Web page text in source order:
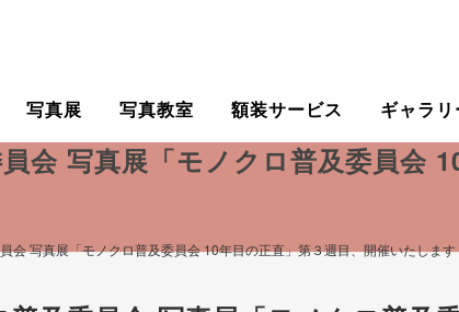
写真展 写真教室 額装サービス ギャラ
会 写真展「モノクロ普及委員会
会 写真展「モノクロ普及委員会 10年目の正直」第３週目、開催いたします